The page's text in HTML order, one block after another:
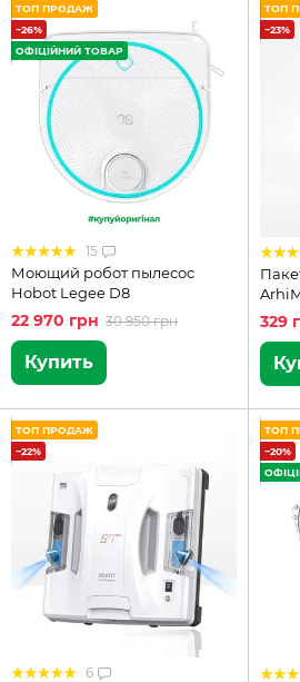
ТОП ПРОДАЖ
−26%
ОФІЦІЙНИЙ ТОВАР
15
Моющий робот пылесос
Hobot Legee D8
22 970 грн 30 950 грн
Купить
ТОП
−23%
329
ТОП ПРОДАЖ
−22%
6
ТОП
−20%